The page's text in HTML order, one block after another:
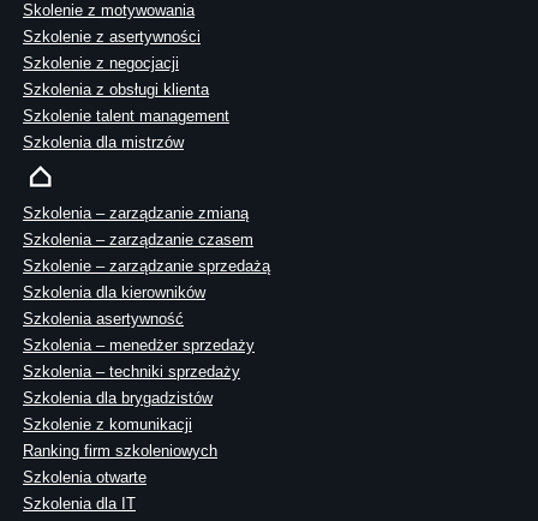
Skolenie z motywowania
Szkolenie z asertywności
Szkolenie z negocjacji
Szkolenia z obsługi klienta
Szkolenie talent management
Szkolenia dla mistrzów
Szkolenia – zarządzanie zmianą
Szkolenia – zarządzanie czasem
Szkolenie – zarządzanie sprzedażą
Szkolenia dla kierowników
Szkolenia asertywność
Szkolenia – menedżer sprzedaży
Szkolenia – techniki sprzedaży
Szkolenia dla brygadzistów
Szkolenie z komunikacji
Ranking firm szkoleniowych
Szkolenia otwarte
Szkolenia dla IT